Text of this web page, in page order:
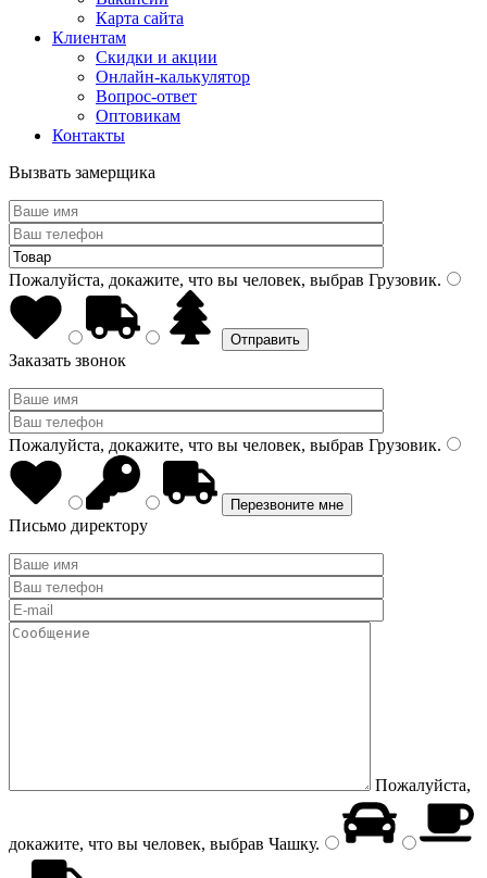
Карта сайта
Клиентам
Скидки и акции
Онлайн-калькулятор
Вопрос-ответ
Оптовикам
Контакты
Вызвать замерщика
Пожалуйста, докажите, что вы человек, выбрав Грузовик.
Заказать звонок
Пожалуйста, докажите, что вы человек, выбрав Грузовик.
Письмо директору
Пожалуйста,
докажите, что вы человек, выбрав Чашку.